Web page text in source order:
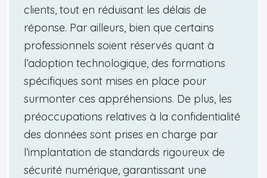
clients, tout en réduisant les délais de
réponse. Par ailleurs, bien que certains
professionnels soient réservés quant à
l’adoption technologique, des formations
spécifiques sont mises en place pour
surmonter ces appréhensions. De plus, les
préoccupations relatives à la confidentialité
des données sont prises en charge par
l’implantation de standards rigoureux de
sécurité numérique, garantissant une